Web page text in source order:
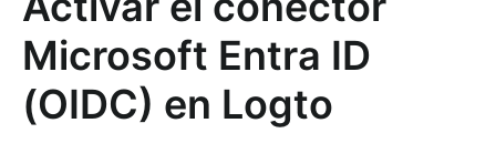
Microsoft Entra ID
(OIDC) en Logto